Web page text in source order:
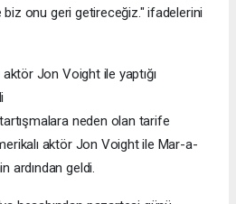
onu geri getireceğiz." ifadelerini
Jon Voight ile yaptığı
neden olan tarife
aktör Jon Voight ile Mar-a-
ardından geldi.